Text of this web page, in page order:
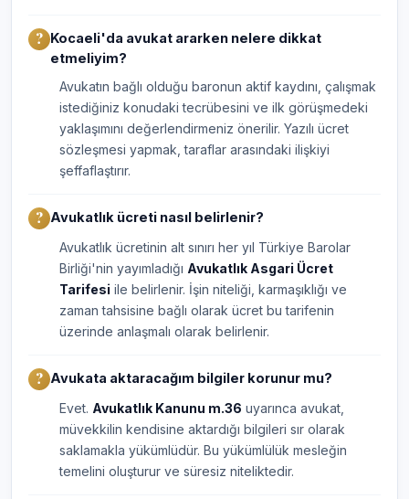
Kocaeli'da avukat ararken nelere dikkat
etmeliyim?
Avukatın bağlı olduğu baronun aktif kaydını, çalışmak
istediğiniz konudaki tecrübesini ve ilk görüşmedeki
yaklaşımını değerlendirmeniz önerilir. Yazılı ücret
sözleşmesi yapmak, taraflar arasındaki ilişkiyi
şeffaflaştırır.
Avukatlık ücreti nasıl belirlenir?
Avukatlık ücretinin alt sınırı her yıl Türkiye Barolar
Birliği'nin yayımladığı Avukatlık Asgari Ücret
Tarifesi ile belirlenir. İşin niteliği, karmaşıklığı ve
zaman tahsisine bağlı olarak ücret bu tarifenin
üzerinde anlaşmalı olarak belirlenir.
Avukata aktaracağım bilgiler korunur mu?
Evet. Avukatlık Kanunu m.36 uyarınca avukat,
müvekkilin kendisine aktardığı bilgileri sır olarak
saklamakla yükümlüdür. Bu yükümlülük mesleğin
temelini oluşturur ve süresiz niteliktedir.